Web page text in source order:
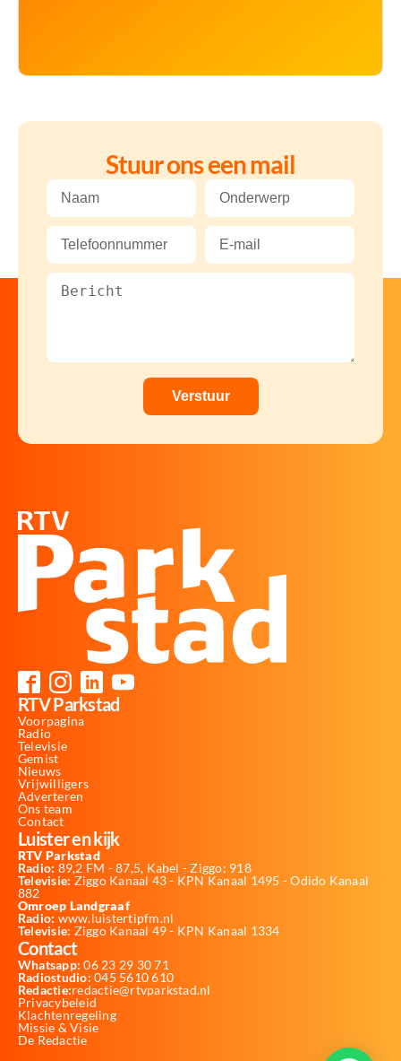
Stuur ons een mail
RTV Parkstad
Voorpagina
Radio
Televisie
Gemist
Nieuws
Vrijwilligers
Adverteren
Ons team
Contact
Luister en kijk
RTV Parkstad
Radio: 89,2 FM - 87,5, Kabel - Ziggo: 918
Televisie: Ziggo Kanaal 43 - KPN Kanaal 1495 - Odido Kanaal
882
Omroep Landgraaf
Radio: www.luistertipfm.nl
Televisie: Ziggo Kanaal 49 - KPN Kanaal 1334
Contact
Whatsapp: 06 23 29 30 71
Radiostudio: 045 5610 610
Redactie:redactie@rtvparkstad.nl
Privacybeleid
Klachtenregeling
Missie & Visie
De Redactie